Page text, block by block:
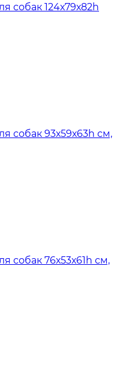
собак 124х79х82h
собак 93х59х63h см,
собак 76х53х61h см,